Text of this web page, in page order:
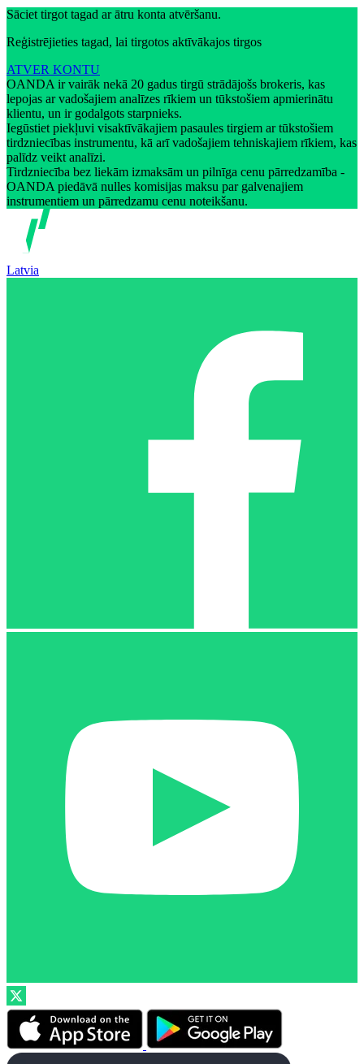
Sāciet tirgot tagad ar ātru konta atvēršanu.
Reģistrējieties tagad, lai tirgotos aktīvākajos tirgos
ATVER KONTU
OANDA ir vairāk nekā 20 gadus tirgū strādājošs brokeris, kas
lepojas ar vadošajiem analīzes rīkiem un tūkstošiem apmierinātu
klientu, un ir godalgots starpnieks.
Iegūstiet piekļuvi visaktīvākajiem pasaules tirgiem ar tūkstošiem
tirdzniecības instrumentu, kā arī vadošajiem tehniskajiem rīkiem, kas
palīdz veikt analīzi.
Tirdzniecība bez liekām izmaksām un pilnīga cenu pārredzamība -
OANDA piedāvā nulles komisijas maksu par galvenajiem
instrumentiem un pārredzamu cenu noteikšanu.
Latvia